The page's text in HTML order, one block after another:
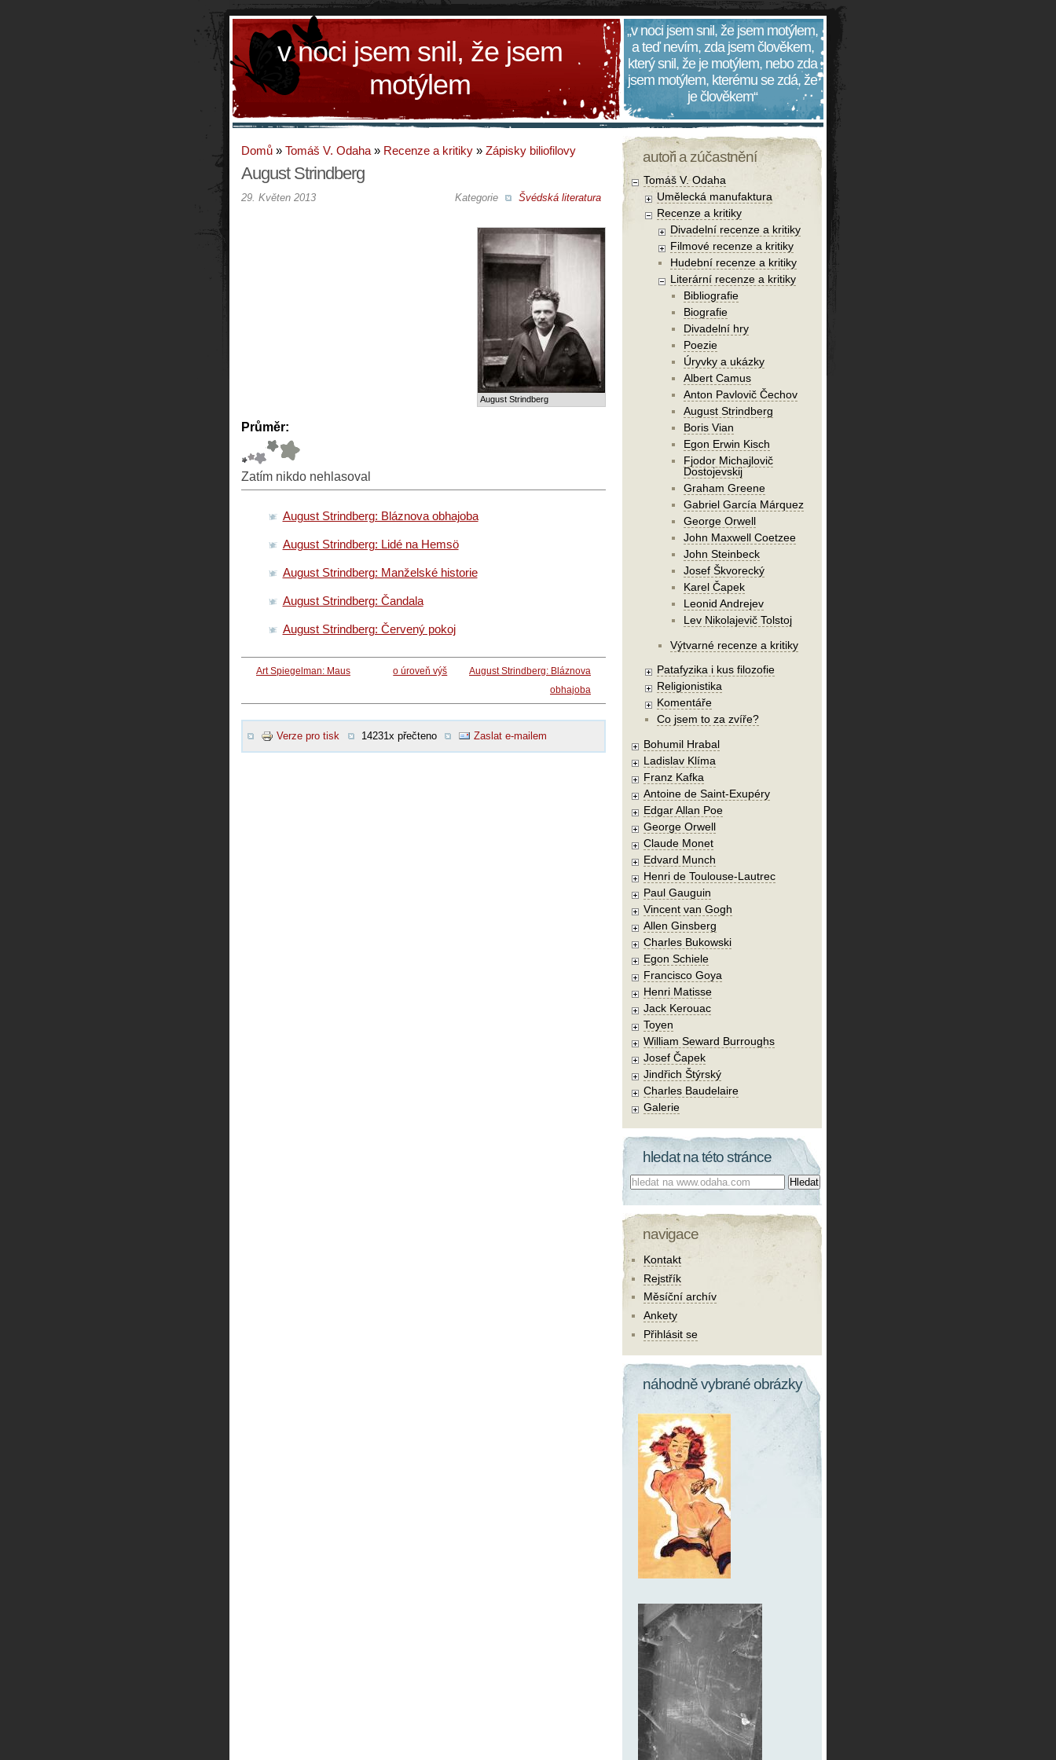
v noci jsem snil, že jsem
motýlem
„v noci jsem snil, že jsem motýlem,
a teď nevím, zda jsem člověkem,
který snil, že je motýlem, nebo zda
jsem motýlem, kterému se zdá, že
je člověkem“
Domů » Tomáš V. Odaha » Recenze a kritiky » Zápisky biliofilovy
August Strindberg
Kategorie Švédská literatura
29. Květen 2013
August Strindberg
Průměr:
Zatím nikdo nehlasoval
August Strindberg: Bláznova obhajoba
August Strindberg: Lidé na Hemsö
August Strindberg: Manželské historie
August Strindberg: Čandala
August Strindberg: Červený pokoj
Art Spiegelman: Maus o úroveň výš
August Strindberg: Bláznova
obhajoba
Verze pro tisk 14231x přečteno Zaslat e-mailem
autoři a zúčastnění
Tomáš V. Odaha
Umělecká manufaktura
Recenze a kritiky
Divadelní recenze a kritiky
Filmové recenze a kritiky
Hudební recenze a kritiky
Literární recenze a kritiky
Bibliografie
Biografie
Divadelní hry
Poezie
Úryvky a ukázky
Albert Camus
Anton Pavlovič Čechov
August Strindberg
Boris Vian
Egon Erwin Kisch
Fjodor Michajlovič
Dostojevskij
Graham Greene
Gabriel García Márquez
George Orwell
John Maxwell Coetzee
John Steinbeck
Josef Škvorecký
Karel Čapek
Leonid Andrejev
Lev Nikolajevič Tolstoj
Výtvarné recenze a kritiky
Patafyzika i kus filozofie
Religionistika
Komentáře
Co jsem to za zvíře?
Bohumil Hrabal
Ladislav Klíma
Franz Kafka
Antoine de Saint-Exupéry
Edgar Allan Poe
George Orwell
Claude Monet
Edvard Munch
Henri de Toulouse-Lautrec
Paul Gauguin
Vincent van Gogh
Allen Ginsberg
Charles Bukowski
Egon Schiele
Francisco Goya
Henri Matisse
Jack Kerouac
Toyen
William Seward Burroughs
Josef Čapek
Jindřich Štýrský
Charles Baudelaire
Galerie
hledat na této stránce
Co hledat:
navigace
Kontakt
Rejstřík
Měsíční archív
Ankety
Přihlásit se
náhodně vybrané obrázky